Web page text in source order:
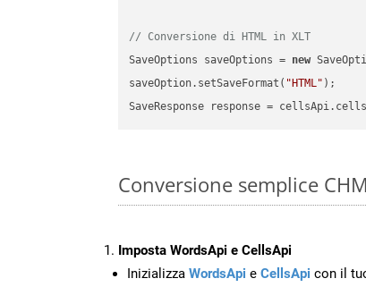
// Conversione di HTML in XLT
SaveOptions saveOptions = new
saveOption.setSaveFormat( "HTML" );
SaveResponse response =
Conversione semplice
Imposta WordsApi e CellsApi
Inizializza WordsApi e CellsApi con il